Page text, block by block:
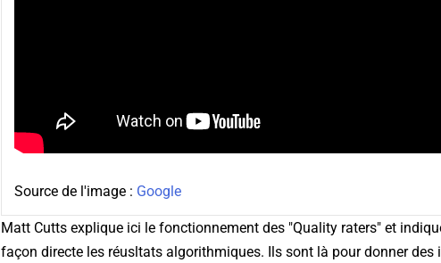
Source de l'image : Google
Matt Cutts explique ici le fonctionnement des "Quality raters" et
façon directe les réusltats algorithmiques. Ils sont là pour donner